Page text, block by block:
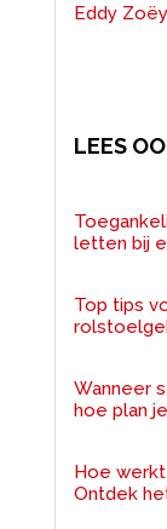
Eddy
LEES
letten bij
Top tips
Wanneer
hoe plan
Hoe
Ontdek